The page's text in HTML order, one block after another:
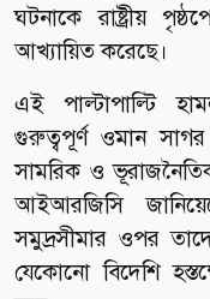
ঘটনাকে রাষ্ট্রীয়
আখ্যায়িত করেছে।
এই পাল্টাপাল্টি
গুরুত্বপূর্ণ ওমান
সামরিক ও
আইআরজিসি
সমুদ্রসীমার ওপর
যেকোনো বিদেশি